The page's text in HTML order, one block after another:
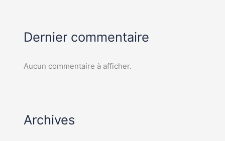
Dernier commentaire
Aucun commentaire à afficher.
Archives